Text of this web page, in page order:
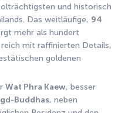
und historisch
Das weitläufige, 94
mehr als hundert
mit raffinierten Details,
goldenen
Wat Phra Kaew, besser
Buddhas, neben